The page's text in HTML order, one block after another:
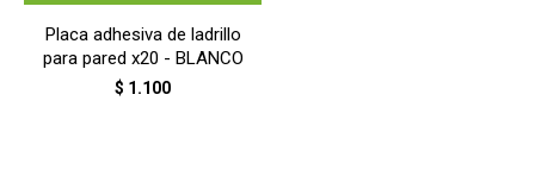
Placa adhesiva de ladrillo
para pared x20 - BLANCO
$ 1.100